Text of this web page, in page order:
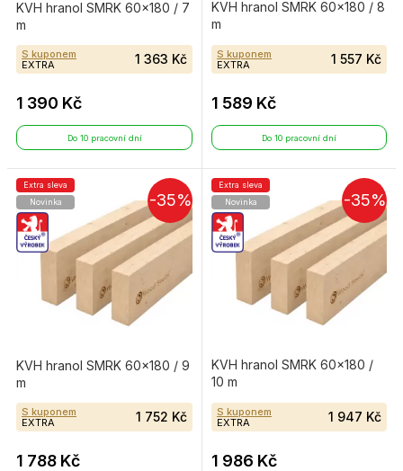
KVH hranol SMRK 60×180 / 7
m
S kuponem
EXTRA
1 363 Kč
1 390 Kč
Do 10 pracovní dní
KVH hranol SMRK 60×180 / 8
m
S kuponem
EXTRA
1 557 Kč
1 589 Kč
Do 10 pracovní dní
-35%
Extra sleva
Novinka
KVH hranol SMRK 60×180 / 9
m
S kuponem
EXTRA
1 752 Kč
1 788 Kč
-35%
Extra sleva
Novinka
KVH hranol SMRK 60×180 /
10 m
S kuponem
EXTRA
1 947 Kč
1 986 Kč